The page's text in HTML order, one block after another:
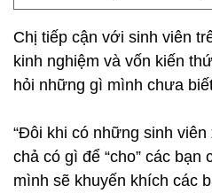
Chị tiếp cận với sinh viên
kinh nghiệm và vốn kiến
hỏi những gì mình chưa
“Đôi khi có những sinh
chả có gì để “cho” các bạn
mình sẽ khuyến khích các